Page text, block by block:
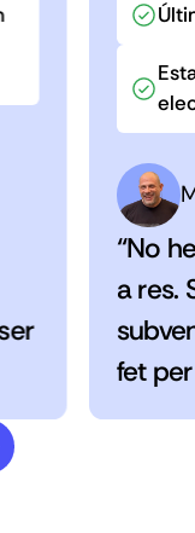
“No
a res.
fet